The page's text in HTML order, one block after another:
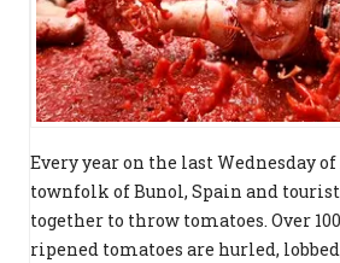
Every year on the last Wednesday of
townfolk of Bunol, Spain and
together to throw tomatoes. Over
ripened tomatoes are hurled,